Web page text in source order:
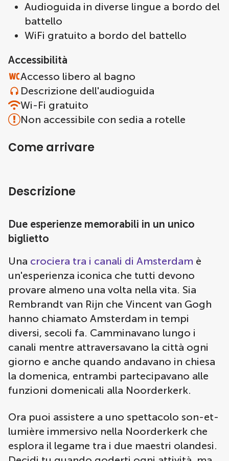
Audioguida in diverse lingue a bordo del
battello
WiFi gratuito a bordo del battello
Accessibilità
Accesso libero al bagno
Descrizione dell'audioguida
Wi-Fi gratuito
Non accessibile con sedia a rotelle
Come arrivare
Descrizione
Due esperienze memorabili in un unico
biglietto
Una crociera tra i canali di Amsterdam è
un'esperienza iconica che tutti devono
provare almeno una volta nella vita. Sia
Rembrandt van Rijn che Vincent van Gogh
hanno chiamato Amsterdam in tempi
diversi, secoli fa. Camminavano lungo i
canali mentre attraversavano la città ogni
giorno e anche quando andavano in chiesa
la domenica, entrambi partecipavano alle
funzioni domenicali alla Noorderkerk.
Ora puoi assistere a uno spettacolo son-et-
lumière immersivo nella Noorderkerk che
esplora il legame tra i due maestri olandesi.